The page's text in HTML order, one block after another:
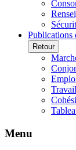
Publications
Retour
Travail
Menu